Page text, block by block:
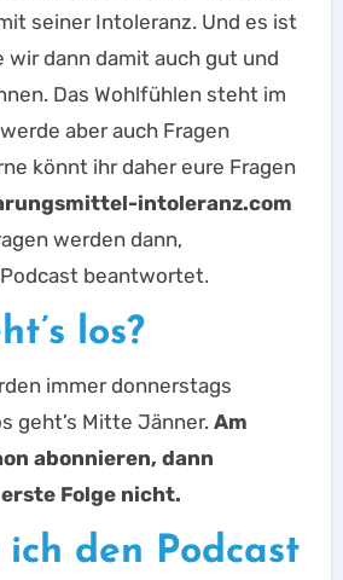
seiner Intoleranz. Und es ist
wir dann damit auch gut und
Das Wohlfühlen steht im
aber auch Fragen
könnt ihr daher eure Fragen
intoleranz.com
werden dann,
beantwortet.
los?
immer donnerstags
geht’s Mitte Jänner. Am
abonnieren, dann
Folge nicht.
ich den Podcast